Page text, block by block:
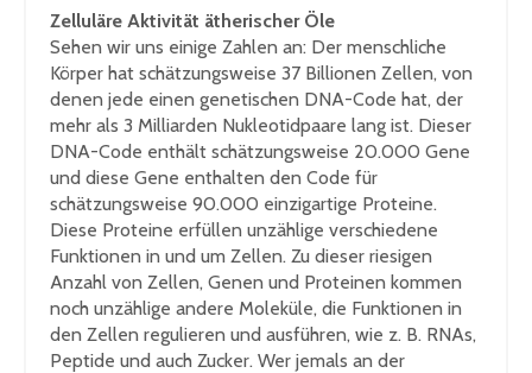
Zelluläre Aktivität ätherischer Öle
Sehen wir uns einige Zahlen an: Der menschliche
Körper hat schätzungsweise 37 Billionen Zellen, von
denen jede einen genetischen DNA-Code hat, der
mehr als 3 Milliarden Nukleotidpaare lang ist. Dieser
DNA-Code enthält schätzungsweise 20.000 Gene
und diese Gene enthalten den Code für
schätzungsweise 90.000 einzigartige Proteine.
Diese Proteine erfüllen unzählige verschiedene
Funktionen in und um Zellen. Zu dieser riesigen
Anzahl von Zellen, Genen und Proteinen kommen
noch unzählige andere Moleküle, die Funktionen in
den Zellen regulieren und ausführen, wie z. B. RNAs,
Peptide und auch Zucker. Wer jemals an der